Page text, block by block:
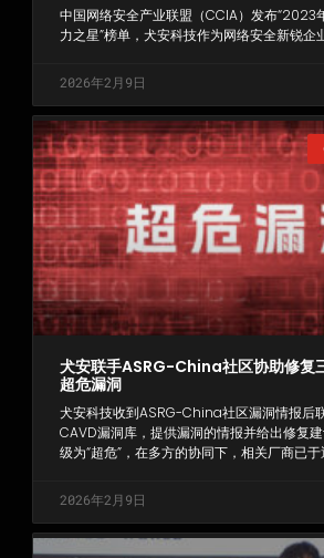
中国网络安全产业联盟（CCIA）发布“2023
力之星”榜单，犬安科技作为网络安全新锐企
2026年2月9日
犬安联手ASRG-China社区协助修复
超危漏洞
犬安科技收到ASRG-China社区漏洞情报后
CAVD漏洞库，提供漏洞的情报并给出修复
级为“超危”，在多方的协同下，相关厂商已
2026年2月9日